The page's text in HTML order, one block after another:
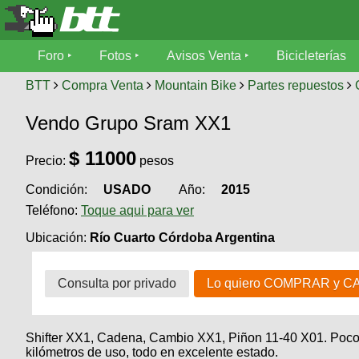
Foro
Foro
Mecánica
Fotos
tu
foto
Galeria
XC
Descenso
Dirt
Avisos
SUBÍ
tu
aviso
Buscar
Ultimos
Bicicleterías
Bicicletas
Bicicletas
Tandem
Freerider
Videos
Salidas
Usuarios
Foro Fotos Avisos Venta Bicicleterías
BTT Compra Venta Mountain Bike Partes repuestos
Vendo Grupo Sram XX1
Precio: $ 11000 pesos
Condición: USADO Año:
2015
Teléfono: Toque aqui para ver
Ubicación: Río Cuarto Córdoba Argentina
Consulta por privado Lo quiero COMPRAR y
Shifter XX1, Cadena, Cambio XX1, Piñon 11-40 X01.
kilómetros de uso, todo en excelente estado.